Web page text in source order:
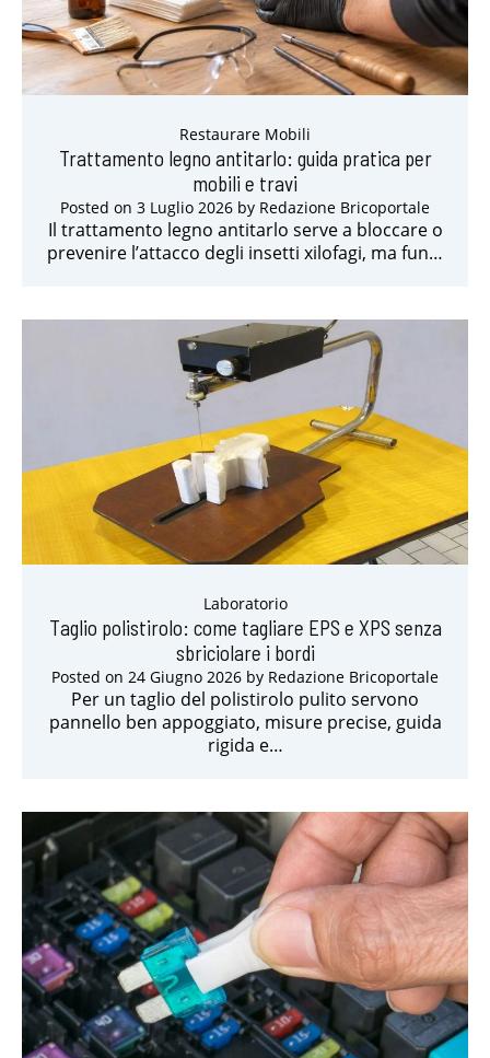
Restaurare Mobili
Trattamento legno antitarlo: guida pratica per
mobili e travi
Posted on 3 Luglio 2026 by Redazione Bricoportale
Il trattamento legno antitarlo serve a bloccare o
prevenire l’attacco degli insetti xilofagi, ma fun…
Laboratorio
Taglio polistirolo: come tagliare EPS e XPS senza
sbriciolare i bordi
Posted on 24 Giugno 2026 by Redazione Bricoportale
Per un taglio del polistirolo pulito servono
pannello ben appoggiato, misure precise, guida
rigida e…